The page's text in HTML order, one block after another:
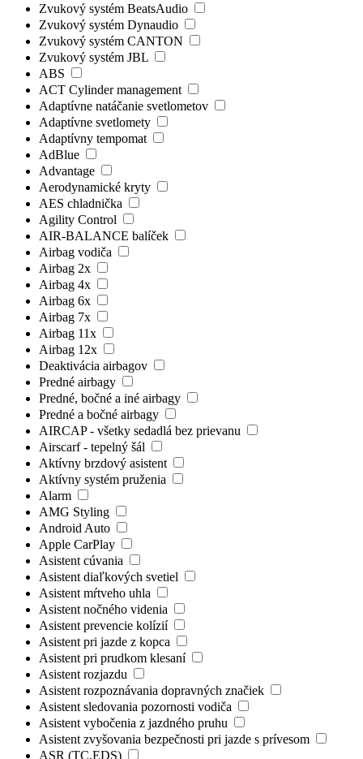
Zvukový systém BeatsAudio
Zvukový systém Dynaudio
Zvukový systém CANTON
Zvukový systém JBL
ABS
ACT Cylinder management
Adaptívne natáčanie svetlometov
Adaptívne svetlomety
Adaptívny tempomat
AdBlue
Advantage
Aerodynamické kryty
AES chladnička
Agility Control
AIR-BALANCE balíček
Airbag vodiča
Airbag 2x
Airbag 4x
Airbag 6x
Airbag 7x
Airbag 11x
Airbag 12x
Deaktivácia airbagov
Predné airbagy
Predné, bočné a iné airbagy
Predné a bočné airbagy
AIRCAP - všetky sedadlá bez prievanu
Airscarf - tepelný šál
Aktívny brzdový asistent
Aktívny systém pruženia
Alarm
AMG Styling
Android Auto
Apple CarPlay
Asistent cúvania
Asistent diaľkových svetiel
Asistent mŕtveho uhla
Asistent nočného videnia
Asistent prevencie kolízií
Asistent pri jazde z kopca
Asistent pri prudkom klesaní
Asistent rozjazdu
Asistent rozpoznávania dopravných značiek
Asistent sledovania pozornosti vodiča
Asistent vybočenia z jazdného pruhu
Asistent zvyšovania bezpečnosti pri jazde s prívesom
ASR (TC,EDS)